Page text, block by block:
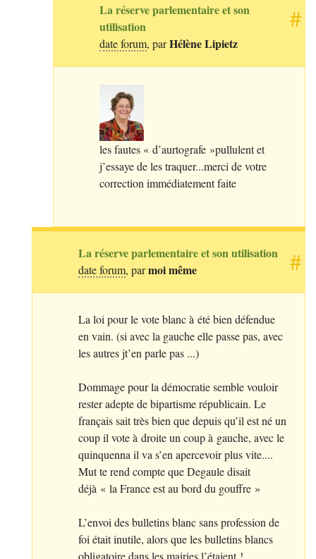
#
La réserve parlementaire et son
utilisation
date forum, parHélène Lipietz
les fautes « d’aurtografe »pullulent et
j’essaye de les traquer...merci de votre
correction immédiatement faite
#
La réserve parlementaire et son utilisation
date forum, parmoi même
La loi pour le vote blanc à été bien défendue
en vain. (si avec la gauche elle passe pas, avec
les autres jt’en parle pas ...)
Dommage pour la démocratie semble vouloir
rester adepte de bipartisme républicain. Le
français sait très bien que depuis qu’il est né un
coup il vote à droite un coup à gauche, avec le
quinquenna il va s’en apercevoir plus vite....
Mut te rend compte que Degaule disait
déjà « la France est au bord du gouffre »
L’envoi des bulletins blanc sans profession de
foi était inutile, alors que les bulletins blancs
obligatoire dans les mairies l’étaient !